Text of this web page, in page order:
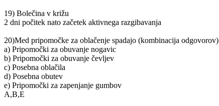
19) Bolečina v križu
2 dni počitek nato začetek aktivnega razgibavanja
20)Med pripomočke za oblačenje spadajo (kombinacija odgovorov)
a) Pripomočki za obuvanje nogavic
b) Pripomočki za obuvanje čevljev
c) Posebna oblačila
d) Posebna obutev
e) Pripomočki za zapenjanje gumbov
A,B,E